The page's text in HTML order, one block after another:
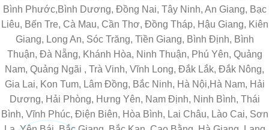
Bình Phước,Bình Dương, Đồng Nai, Tây Ninh, An Giang, Bạc
Liêu, Bến Tre, Cà Mau, Cần Thơ, Đồng Tháp, Hậu Giang, Kiên
Giang, Long An, Sóc Trăng, Tiền Giang, Bình Định, Bình
Thuận, Đà Nẵng, Khánh Hòa, Ninh Thuận, Phú Yên, Quảng
Nam, Quảng Ngãi , Trà Vinh, Vĩnh Long, Đắk Lắk, Đắk Nông,
Gia Lai, Kon Tum, Lâm Đồng, Bắc Ninh, Hà Nội,Hà Nam, Hải
Dương, Hải Phòng, Hưng Yên, Nam Định, Ninh Bình, Thái
Bình, Vĩnh Phúc, Điện Biên, Hòa Bình, Lai Châu, Lào Cai, Sơn